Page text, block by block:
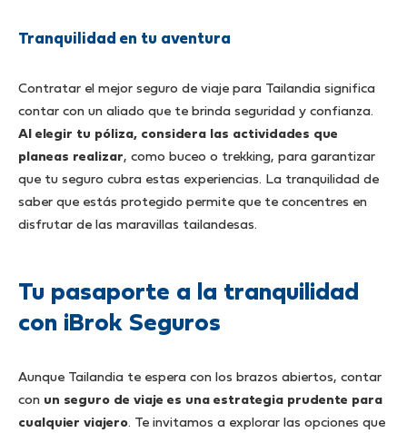
Tranquilidad en tu aventura
Contratar el mejor seguro de viaje para Tailandia significa
contar con un aliado que te brinda seguridad y confianza.
Al elegir tu póliza, considera las actividades que
planeas realizar, como buceo o trekking, para garantizar
que tu seguro cubra estas experiencias. La tranquilidad de
saber que estás protegido permite que te concentres en
disfrutar de las maravillas tailandesas.
Tu pasaporte a la tranquilidad
con iBrok Seguros
Aunque Tailandia te espera con los brazos abiertos, contar
con un seguro de viaje es una estrategia prudente para
cualquier viajero. Te invitamos a explorar las opciones que